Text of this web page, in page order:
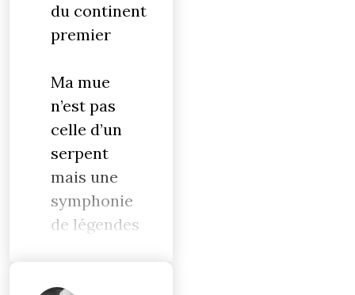
du continent
premier
Ma mue
n’est pas
celle d’un
serpent
mais une
symphonie
de légendes